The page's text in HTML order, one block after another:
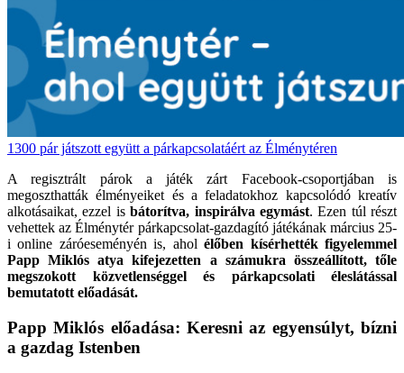
1300 pár játszott együtt a párkapcsolatáért az Élménytéren
A regisztrált párok a játék zárt Facebook-csoportjában is
megoszthatták élményeiket és a feladatokhoz kapcsolódó kreatív
alkotásaikat, ezzel isbátorítva, inspirálva egymást. Ezen túl részt
vehettek az Élménytér párkapcsolat-gazdagító játékának március 25-
i online záróeseményén is, aholélőben kísérhették figyelemmel
Papp Miklós atya kifejezetten a számukra összeállított, tőle
megszokott közvetlenséggel és párkapcsolati éleslátással
bemutatott előadását.
Papp Miklós előadása: Keresni az egyensúlyt, bízni
a gazdag Istenben